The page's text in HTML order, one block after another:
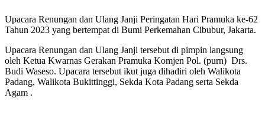
Upacara Renungan dan Ulang Janji Peringatan Hari Pramuka ke-62
Tahun 2023 yang bertempat di Bumi Perkemahan Cibubur, Jakarta.
Upacara Renungan dan Ulang Janji tersebut di pimpin langsung
oleh Ketua Kwarnas Gerakan Pramuka Komjen Pol. (purn) Drs.
Budi Waseso. Upacara tersebut ikut juga dihadiri oleh Walikota
Padang, Walikota Bukittinggi, Sekda Kota Padang serta Sekda
Agam .